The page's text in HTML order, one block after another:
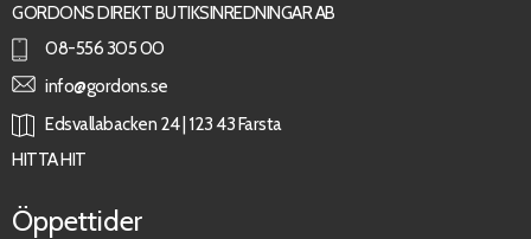
GORDONS DIREKT BUTIKSINREDNINGAR AB
08-556 305 00
info@gordons.se
Edsvallabacken 24 | 123 43 Farsta
HITTA HIT
Öppettider